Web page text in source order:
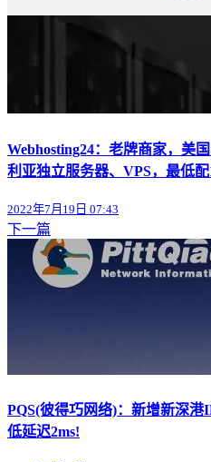
Webhosting24：老牌商家，美
利亚独立服务器、VPS，最低
2022年7月19日 07:43
下一篇
PQS(彼得巧网络)：新增新深
低延迟2ms!